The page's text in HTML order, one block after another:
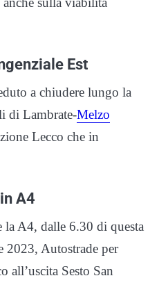
Est
a chiudere lungo la
di Lambrate-Melzo
Lecco che in
A4
la A4, dalle 6.30 di questa
2023, Autostrade per
all’uscita Sesto San